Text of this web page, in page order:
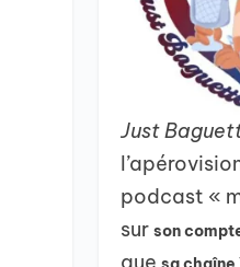
Just
podcast «
surson